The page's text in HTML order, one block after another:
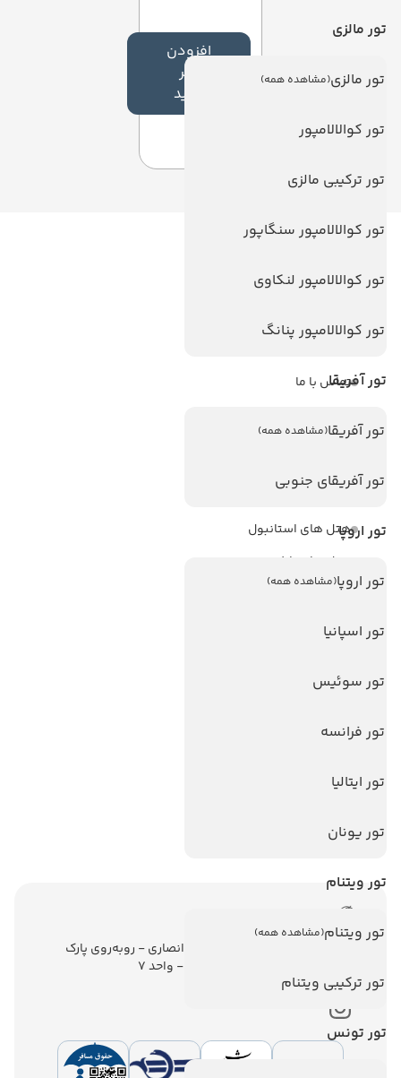
تور مالزی
تور مالزی(مشاهده همه)
تور کوالالامپور
تور ترکیبی مالزی
تور کوالالامپور سنگاپور
تور کوالالامپور لنکاوی
تور کوالالامپور پنانگ
تور آفریقا
تور آفریقا(مشاهده همه)
تور آفریقای جنوبی
تور اروپا
تور اروپا(مشاهده همه)
تور اسپانیا
تور سوئیس
تور فرانسه
تور ایتالیا
تور یونان
تور ویتنام
تور ویتنام(مشاهده همه)
تور ترکیبی ویتنام
تور تونس
افزودن
نظر
جدید
ویزا
تماس با ما
هتل های پر بازدید
هتل های استانبول
هتل های تایلند
هتل های اندونزی
هتل های سریلانکا
تورهای پربازدید
تور آنتالیا
تور پوکت
تور سریلانکا
تهران - ولیعصر - نبش کوچه انصاری - روبه‌روی پارک
ملت - برج ملت - طبقه ششم - واحد 7